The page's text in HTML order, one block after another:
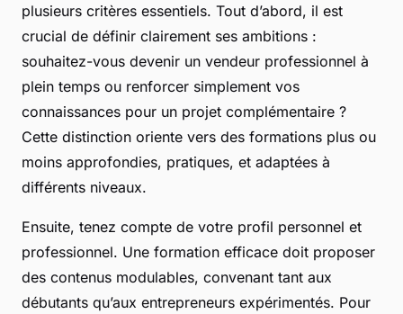
plusieurs critères essentiels. Tout d’abord, il est
crucial de définir clairement ses ambitions :
souhaitez-vous devenir un vendeur professionnel à
plein temps ou renforcer simplement vos
connaissances pour un projet complémentaire ?
Cette distinction oriente vers des formations plus ou
moins approfondies, pratiques, et adaptées à
différents niveaux.
Ensuite, tenez compte de votre profil personnel et
professionnel. Une formation efficace doit proposer
des contenus modulables, convenant tant aux
débutants qu’aux entrepreneurs expérimentés. Pour